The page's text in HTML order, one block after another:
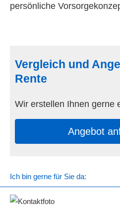
persönliche
Vergleich und
Rente
Wir erstellen Ihnen gerne
An­ge­bot
Ich bin gerne für Sie da: